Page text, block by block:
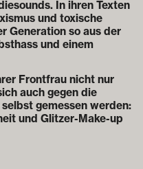
In ihren Texten
und toxische
Generation so aus der
und einem
Frontfrau nicht nur
auch gegen die
gemessen werden:
und Glitzer-Make-up